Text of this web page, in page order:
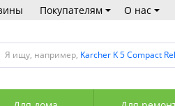
Покупателям О нас
Я ищу, например, Karcher K 5 Compact